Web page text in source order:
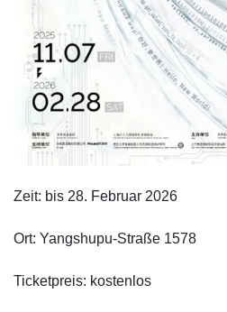
Zeit: bis 28. Februar 2026
Ort: Yangshupu-Straße 1578
Ticketpreis: kostenlos